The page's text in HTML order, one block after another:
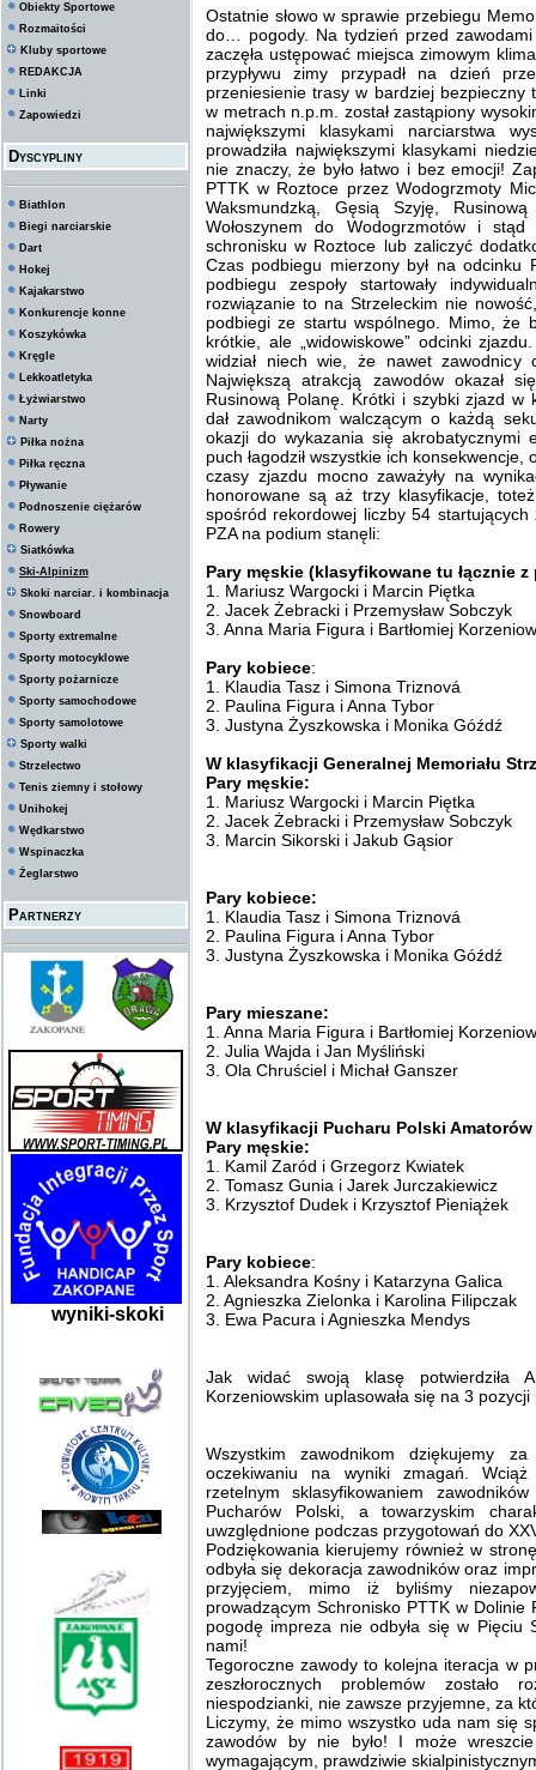
Obiekty Sportowe
Rozmaitości
Kluby sportowe
REDAKCJA
Linki
Zapowiedzi
Dyscypliny
Biathlon
Biegi narciarskie
Dart
Hokej
Kajakarstwo
Konkurencje konne
Koszykówka
Kręgle
Lekkoatletyka
Łyżwiarstwo
Narty
Piłka nożna
Piłka ręczna
Pływanie
Podnoszenie ciężarów
Rowery
Siatkówka
Ski-Alpinizm
Skoki narciar. i kombinacja
Snowboard
Sporty extremalne
Sporty motocyklowe
Sporty pożarnicze
Sporty samochodowe
Sporty samolotowe
Sporty walki
Strzelectwo
Tenis ziemny i stołowy
Unihokej
Wędkarstwo
Wspinaczka
Żeglarstwo
Partnerzy
wyniki-skoki
Ostatnie słowo w sprawie przebiegu
do… pogody. Na tydzień przed
zaczęła ustępować miejsca zimowym
przypływu zimy przypadł na dzień
przeniesienie trasy w bardziej
w metrach n.p.m. został zastąpiony
największymi klasykami narciarstwa
prowadziła największymi klasykami
nie znaczy, że było łatwo i bez emocji!
PTTK w Roztoce przez Wodogrzmoty
Waksmundzką, Gęsią Szyję,
Wołoszynem do Wodogrzmotów i
schronisku w Roztoce lub zaliczyć
Czas podbiegu mierzony był na odcinku
podbiegu zespoły startowały
rozwiązanie to na Strzeleckim nie
podbiegi ze startu wspólnego. Mimo, że
krótkie, ale „widowiskowe” odcinki
widział niech wie, że nawet zawodnicy
Największą atrakcją zawodów okazał
Rusinową Polanę. Krótki i szybki zjazd w
dał zawodnikom walczącym o każdą
okazji do wykazania się akrobatycznymi
puch łagodził wszystkie ich
czasy zjazdu mocno zaważyły na
honorowane są aż trzy klasyfikacje,
spośród rekordowej liczby 54
PZA na podium stanęli:
Pary męskie (klasyfikowane tu łącznie
1. Mariusz Wargocki i Marcin Piętka
2. Jacek Żebracki i Przemysław Sobczyk
3. Anna Maria Figura i Bartłomiej
Pary kobiece:
1. Klaudia Tasz i Simona Triznová
2. Paulina Figura i Anna Tybor
3. Justyna Żyszkowska i Monika Góźdź
W klasyfikacji Generalnej Memoriału
Pary męskie:
1. Mariusz Wargocki i Marcin Piętka
2. Jacek Żebracki i Przemysław Sobczyk
3. Marcin Sikorski i Jakub Gąsior
Pary kobiece:
1. Klaudia Tasz i Simona Triznová
2. Paulina Figura i Anna Tybor
3. Justyna Żyszkowska i Monika Góźdź
Pary mieszane:
1. Anna Maria Figura i Bartłomiej
2. Julia Wajda i Jan Myśliński
3. Ola Chruściel i Michał Ganszer
W klasyfikacji Pucharu Polski Amatorów
Pary męskie:
1. Kamil Zaród i Grzegorz Kwiatek
2. Tomasz Gunia i Jarek Jurczakiewicz
3. Krzysztof Dudek i Krzysztof Pieniążek
Pary kobiece:
1. Aleksandra Kośny i Katarzyna Galica
2. Agnieszka Zielonka i Karolina Filipczak
3. Ewa Pacura i Agnieszka Mendys
Jak widać swoją klasę potwierdziła
Korzeniowskim uplasowała się na 3
Wszystkim zawodnikom dziękujemy
oczekiwaniu na wyniki zmagań.
rzetelnym sklasyfikowaniem
Pucharów Polski, a towarzyskim
uwzględnione podczas przygotowań do
Podziękowania kierujemy również w
odbyła się dekoracja zawodników oraz
przyjęciem, mimo iż byliśmy
prowadzącym Schronisko PTTK w
pogodę impreza nie odbyła się w Pięciu
nami!
Tegoroczne zawody to kolejna iteracja w
zeszłorocznych problemów zostało
niespodzianki, nie zawsze przyjemne, za
Liczymy, że mimo wszystko uda nam się
zawodów by nie było! I może
wymagającym, prawdziwie